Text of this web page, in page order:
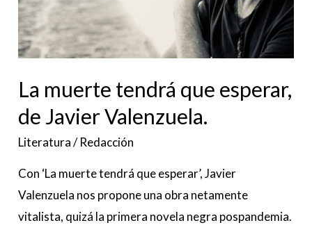
La muerte tendrá que esperar,
de Javier Valenzuela.
Literatura/Redacción
Con ‘La muerte tendrá que esperar’, Javier
Valenzuela nos propone una obra netamente
vitalista, quizá la primera novela negra pospandemia.
Valenzuela.